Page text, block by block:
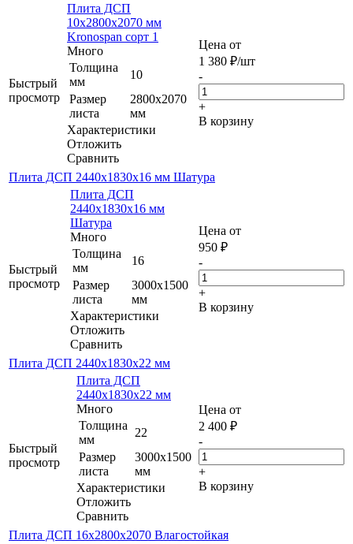
Быстрый
просмотр
Плита ДСП
10x2800x2070 мм
Kronospan сорт 1
Много
Толщина
мм
10
Размер
листа
2800x2070
мм
Характеристики
Отложить
Сравнить
Цена от
1 380 ₽/шт
-
+
В корзину
Плита ДСП 2440х1830х16 мм Шатура
Быстрый
просмотр
Плита ДСП
2440х1830х16 мм
Шатура
Много
Толщина
мм
16
Размер
листа
3000х1500
мм
Характеристики
Отложить
Сравнить
Цена от
950 ₽
-
+
В корзину
Плита ДСП 2440х1830х22 мм
Быстрый
просмотр
Плита ДСП
2440х1830х22 мм
Много
Толщина
мм
22
Размер
листа
3000х1500
мм
Характеристики
Отложить
Сравнить
Цена от
2 400 ₽
-
+
В корзину
Плита ДСП 16х2800х2070 Влагостойкая